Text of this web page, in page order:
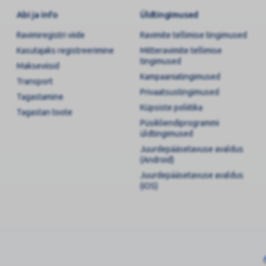
Abi ja info
Ravimiregistri viide
Kasutajaks registreerimine
Makseviisid
Transport
Tagastamine
Tagastan toote
Üldtingimused
Ravimite tellimise tingimused
Mitteravimite tellimise
tingimused
Kampaaniatingimused
Privaatsustingimused
Küpsiste poliitika
Püsikliendiprogrammi
üldtingimused
Juurdepääsetavuse avaldus
(Android)
Juurdepääsetavuse avaldus
(iOS)